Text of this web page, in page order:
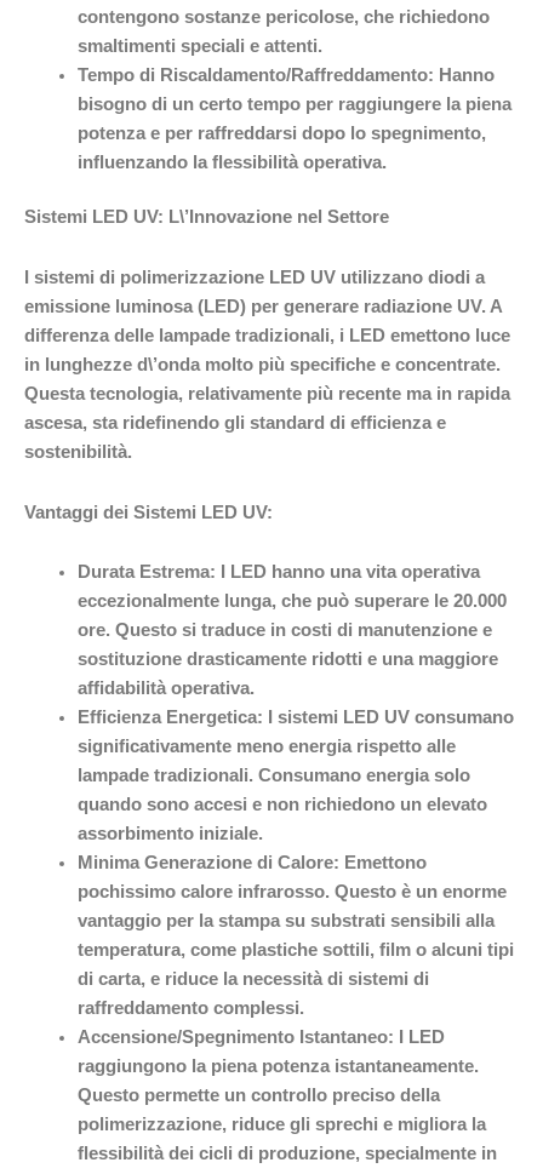
contengono sostanze pericolose, che richiedono
smaltimenti speciali e attenti.
Tempo di Riscaldamento/Raffreddamento: Hanno
bisogno di un certo tempo per raggiungere la piena
potenza e per raffreddarsi dopo lo spegnimento,
influenzando la flessibilità operativa.
Sistemi LED UV: L\’Innovazione nel Settore
I sistemi di polimerizzazione LED UV utilizzano diodi a
emissione luminosa (LED) per generare radiazione UV. A
differenza delle lampade tradizionali, i LED emettono luce
in lunghezze d\’onda molto più specifiche e concentrate.
Questa tecnologia, relativamente più recente ma in rapida
ascesa, sta ridefinendo gli standard di efficienza e
sostenibilità.
Vantaggi dei Sistemi LED UV:
Durata Estrema: I LED hanno una vita operativa
eccezionalmente lunga, che può superare le 20.000
ore. Questo si traduce in costi di manutenzione e
sostituzione drasticamente ridotti e una maggiore
affidabilità operativa.
Efficienza Energetica: I sistemi LED UV consumano
significativamente meno energia rispetto alle
lampade tradizionali. Consumano energia solo
quando sono accesi e non richiedono un elevato
assorbimento iniziale.
Minima Generazione di Calore: Emettono
pochissimo calore infrarosso. Questo è un enorme
vantaggio per la stampa su substrati sensibili alla
temperatura, come plastiche sottili, film o alcuni tipi
di carta, e riduce la necessità di sistemi di
raffreddamento complessi.
Accensione/Spegnimento Istantaneo: I LED
raggiungono la piena potenza istantaneamente.
Questo permette un controllo preciso della
polimerizzazione, riduce gli sprechi e migliora la
flessibilità dei cicli di produzione, specialmente in